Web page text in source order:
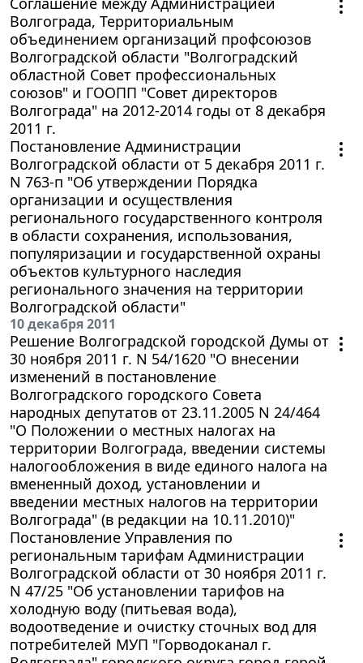
Волгограда, Территориальным
объединением организаций профсоюзов
Волгоградской области "Волгоградский
областной Совет профессиональных
союзов" и ГООПП "Совет директоров
Волгограда" на 2012-2014 годы от 8 декабря
2011 г.
Постановление Администрации
Волгоградской области от 5 декабря 2011 г.
N 763-п "Об утверждении Порядка
организации и осуществления
регионального государственного контроля
в области сохранения, использования,
популяризации и государственной охраны
объектов культурного наследия
регионального значения на территории
Волгоградской области"
10 декабря 2011
Решение Волгоградской городской Думы от
30 ноября 2011 г. N 54/1620 "О внесении
изменений в постановление
Волгоградского городского Совета
народных депутатов от 23.11.2005 N 24/464
"О Положении о местных налогах на
территории Волгограда, введении системы
налогообложения в виде единого налога на
вмененный доход, установлении и
введении местных налогов на территории
Волгограда" (в редакции на 10.11.2010)"
Постановление Управления по
региональным тарифам Администрации
Волгоградской области от 30 ноября 2011 г.
N 47/25 "Об установлении тарифов на
холодную воду (питьевая вода),
водоотведение и очистку сточных вод для
потребителей МУП "Горводоканал г.